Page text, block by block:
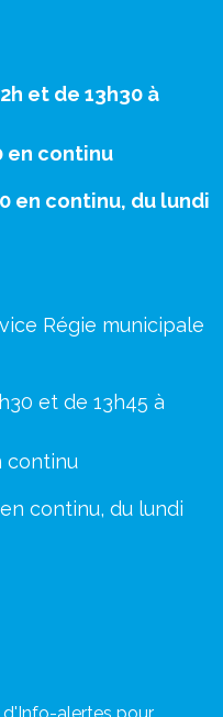
et de 13h30 à
en continu
en continu, du lundi
Régie municipale
et de 13h45 à
continu
continu, du lundi